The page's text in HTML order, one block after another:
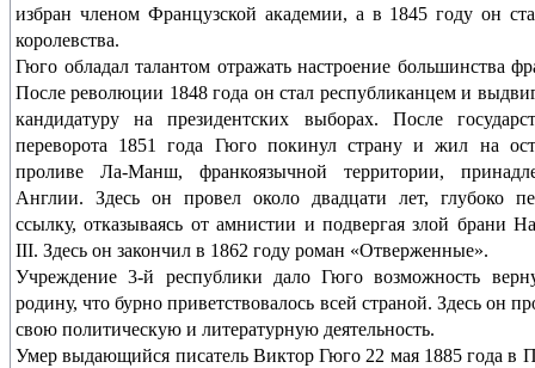
избран членом Французской академии, а в 1845 году он
королевства.
Гюго обладал талантом отражать настроение большинства
После революции 1848 года он стал республиканцем и
кандидатуру на президентских выборах. После
переворота 1851 года Гюго покинул страну и жил на
проливе Ла-Манш, франкоязычной территории,
Англии. Здесь он провел около двадцати лет, глубоко
ссылку, отказываясь от амнистии и подвергая злой брани
III. Здесь он закончил в 1862 году роман «Отверженные».
Учреждение 3-й республики дало Гюго возможность
родину, что бурно приветствовалось всей страной. Здесь он
свою политическую и литературную деятельность.
Умер выдающийся писатель Виктор Гюго 22 мая 1885 года в